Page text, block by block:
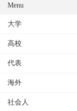
Menu
大学
高校
代表
海外
社会人